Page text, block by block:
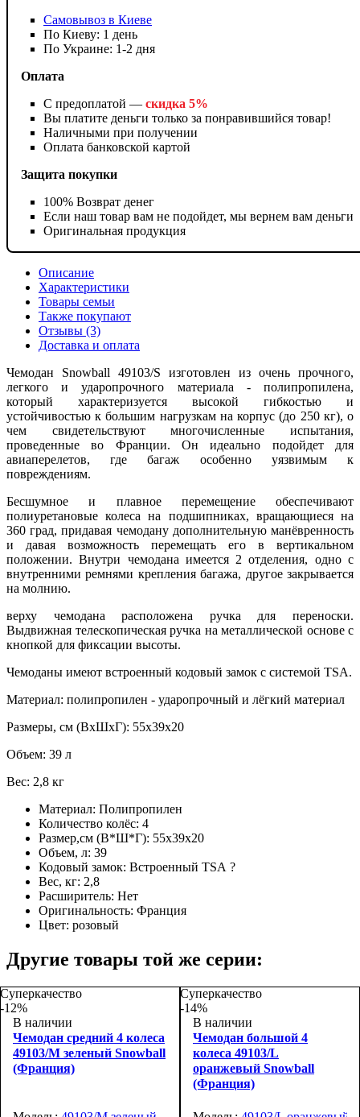
Самовывоз в Киеве
По Киеву: 1 день
По Украине: 1-2 дня
Оплата
С предоплатой — скидка 5%
Вы платите деньги только за понравившийся товар!
Наличными при получении
Оплата банковской картой
Защита покупки
100% Возврат денег
Если наш товар вам не подойдет, мы вернем вам деньги
Оригинальная продукция
Описание
Характеристики
Товары семьи
Также покупают
Отзывы (3)
Доставка и оплата
Чемодан Snowball 49103/S изготовлен из очень прочного,
легкого и ударопрочного материала - полипропилена,
который характеризуется высокой гибкостью и
устойчивостью к большим нагрузкам на корпус (до 250 кг), о
чем свидетельствуют многочисленные испытания,
проведенные во Франции. Он идеально подойдет для
авиаперелетов, где багаж особенно уязвимым к
повреждениям.
Бесшумное и плавное перемещение обеспечивают
полиуретановые колеса на подшипниках, вращающиеся на
360 град, придавая чемодану дополнительную манёвренность
и давая возможность перемещать его в вертикальном
положении. Внутри чемодана имеется 2 отделения, одно с
внутренними ремнями крепления багажа, другое закрывается
на молнию.
верху чемодана расположена ручка для переноски.
Выдвижная телескопическая ручка на металлической основе с
кнопкой для фиксации высоты.
Чемоданы имеют встроенный кодовый замок с системой TSA.
Материал: полипропилен - ударопрочный и лёгкий материал
Размеры, см (ВхШхГ): 55х39х20
Объем: 39 л
Вес: 2,8 кг
Материал: Полипропилен
Количество колёс: 4
Размер,см (В*Ш*Г): 55х39x20
Объем, л: 39
Кодовый замок: Встроенный TSA ?
Вес, кг: 2,8
Расширитель: Нет
Оригинальность: Франция
Цвет: розовый
Другие товары той же серии:
Суперкачество
-12%
В наличии
Чемодан средний 4 колеса
49103/M зеленый Snowball
(Франция)
Суперкачество
-14%
В наличии
Чемодан большой 4
колеса 49103/L
оранжевый Snowball
(Франция)